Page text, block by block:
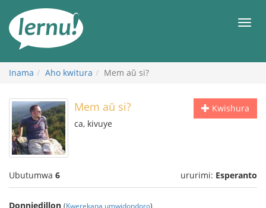
rupapuro
rw'ibirimwo
Inama Aho kwitura Mem aŭ si?
Kwishura
Mem aŭ si?
ca, kivuye
Ubutumwa 6 ururimi: Esperanto
Donniedillon (Kwerekana umwidondoro)